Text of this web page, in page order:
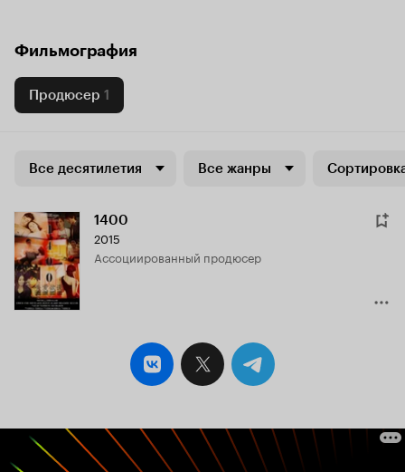
Фильмография
Продюсер 1
Все десятилетия Все жанры
1400
2015
ассоциированный продюсер